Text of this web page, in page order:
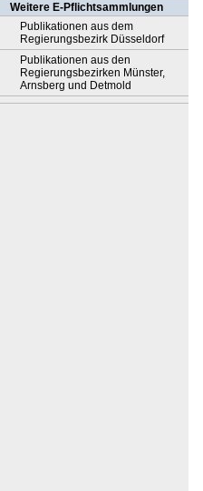
Weitere E-Pflichtsammlungen
Publikationen aus dem
Regierungsbezirk Düsseldorf
Publikationen aus den
Regierungsbezirken Münster,
Arnsberg und Detmold